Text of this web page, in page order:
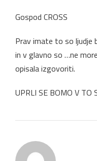
Gospod CROSS
Prav imate to so ljudje
in v glavno so …ne
opisala izgovoriti.
UPRLI SE BOMO V TO